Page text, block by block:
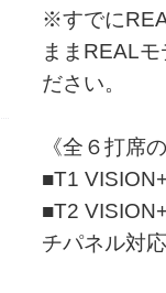
※すでに
ままREAL
ださい。
《全６打席
■T1
■T2
チパネル対